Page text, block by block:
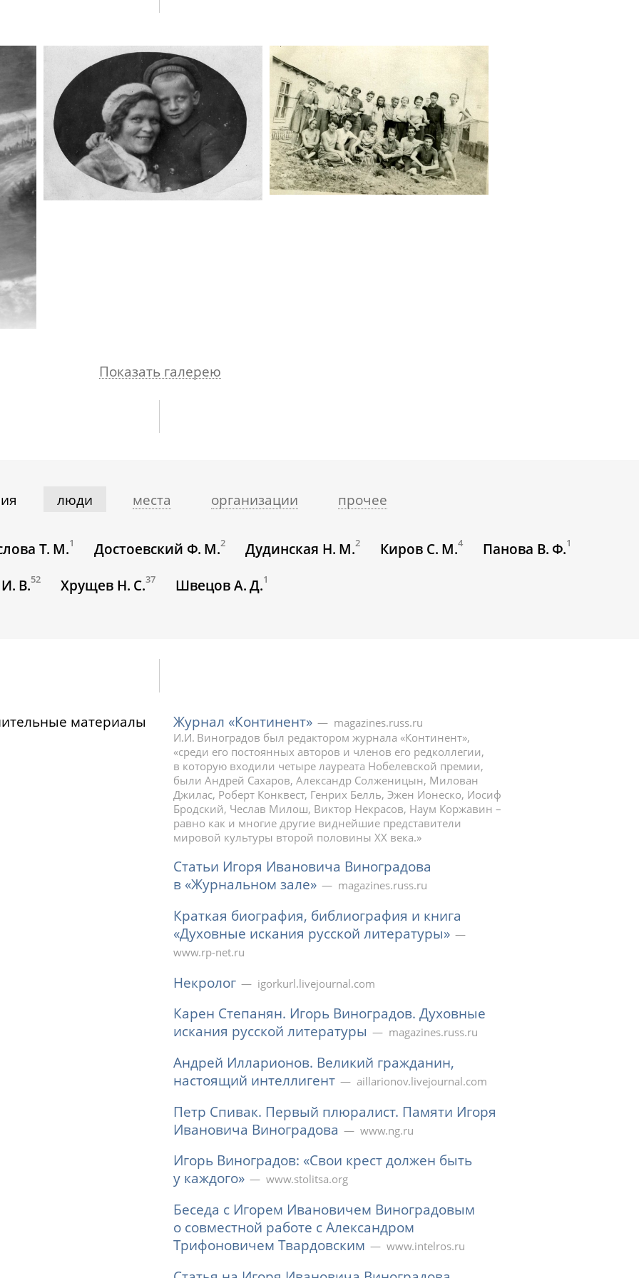
Показать галерею
люди места организации прочее
Т. М.1 Достоевский Ф. М.2 Дудинская Н. М.2 Киров С. М.4 Панова В. Ф.1
В.52 Хрущев Н. С.37 Швецов А. Д.1
материалы Журнал «Континент»
magazines.russ.ru
И.И. Виноградов был редактором журнала «Континент»,
«среди его постоянных авторов и членов его редколлегии,
в которую входили четыре лауреата Нобелевской премии,
были Андрей Сахаров, Александр Солженицын, Милован
Джилас, Роберт Конквест, Генрих Белль, Эжен Ионеско, Иосиф
Бродский, Чеслав Милош, Виктор Некрасов, Наум Коржавин –
равно как и многие другие виднейшие представители
мировой культуры второй половины ХХ века.»
Статьи Игоря Ивановича Виноградова
в «Журнальном зале»
magazines.russ.ru
Краткая биография, библиография и книга
«Духовные искания русской литературы»
www.rp-net.ru
Некролог igorkurl.livejournal.com
Карен Степанян. Игорь Виноградов. Духовные
искания русской литературы
magazines.russ.ru
Андрей Илларионов. Великий гражданин,
настоящий интеллигент
aillarionov.livejournal.com
Петр Спивак. Первый плюралист. Памяти Игоря
Ивановича Виноградова
www.ng.ru
Игорь Виноградов: «Свои крест должен быть
у каждого»
www.stolitsa.org
Беседа с Игорем Ивановичем Виноградовым
о совместной работе с Александром
Трифоновичем Твардовским
www.intelros.ru